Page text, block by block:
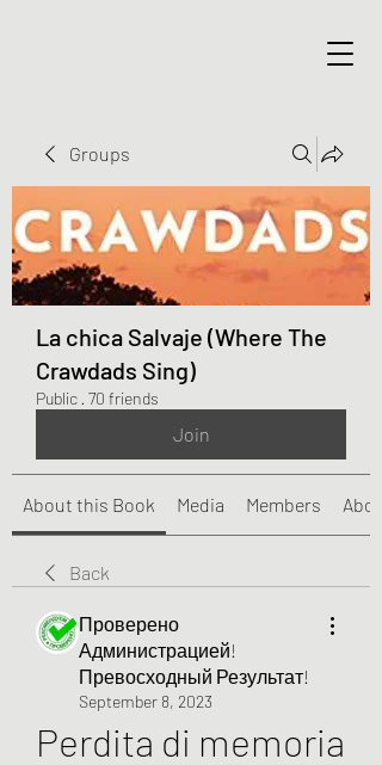
Groups
La chica Salvaje (Where The
Crawdads Sing)
Public · 70 friends
Join
About this Book Media Members About
Back
Проверено
Администрацией!
Превосходный Результат!
September 8, 2023
Perdita di memoria